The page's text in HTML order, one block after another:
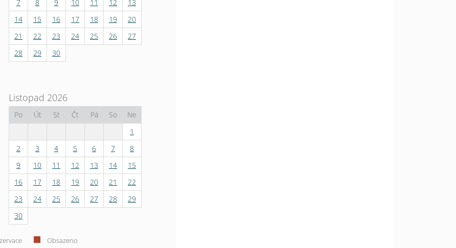
7
8 9 10 11 12
13
14
15 16 17 18 19
20
21
22 23 24 25 26
27
28
29 30
Listopad 2026
Po Út St Čt Pá So
Ne
1
2
3 4 5 6 7
8
9
10 11 12 13 14
15
16
17 18 19 20 21
22
23
24 25 26 27 28
29
30
Obsazeno